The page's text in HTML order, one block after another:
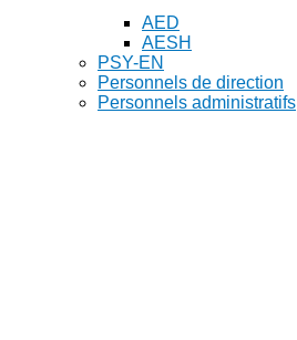
AED
AESH
PSY-EN
Personnels de direction
Personnels administratifs